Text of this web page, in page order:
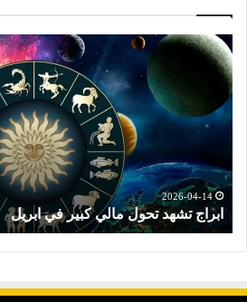
ب
ر
ا
ج
ه
ح
و
م
2026-04-14
ابراج تشهد تحول مالي كبير في ابريل